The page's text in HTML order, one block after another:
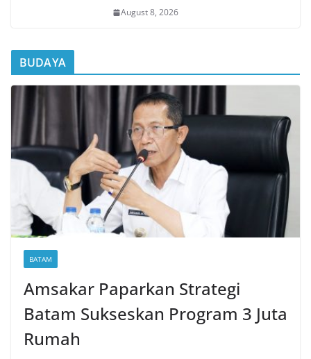
August 8, 2026
BUDAYA
BATAM
Amsakar Paparkan Strategi
Batam Sukseskan Program 3 Juta
Rumah